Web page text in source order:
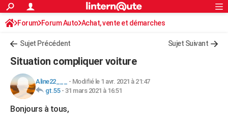
ACTUALITÉS
Politique
Société
Faits Divers
Education
Monde
Villes
+
FINANCE
Retraite
Impôts
Epargne
Immobilier
Risques naturels par ville
Banque
Assurance
Crédit
AUTO
Essais
Réserver un essai
Citadines
Berlines
SUV
Forum auto
+HIGH-TECH
S'inscrire
Connexion
Forum Forum Auto Achat, vente et démarches
Sujet Précédent Sujet Suivant
Situation compliquer voiture
Aline22___ - Modifié le 1 avr. 2021 à 21:47
gt.55- 31 mars 2021 à 16:51
Bonjours à tous,